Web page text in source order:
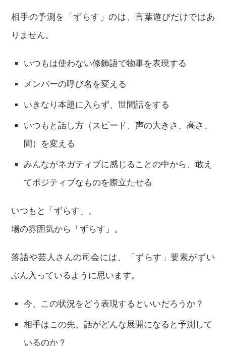
相手の予測を「ずらす」のは、言葉遊びだけではあ
りません。
いつもは使わない修飾語で物事を表現する
メンバーの呼び名を変える
いきなり本題に入らず、世間話をする
いつもと話し方（スピード、声の大きさ、高さ、
間）を変える
みんながネガティブに感じることの中から、敢え
てポジティブなものを際立たせる
いつもと「ずらす」。
場の雰囲気から「ずらす」。
落語や芸人さんの司会には、「ずらす」要素がずい
ぶん入っているように思います。
今、この状況をどう表現するといいだろうか？
相手はこの先、話がどんな展開になると予測して
いるのか？